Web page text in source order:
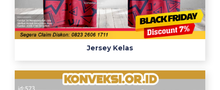
Jersey Kelas